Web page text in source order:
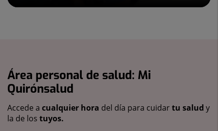
Área personal de salud: Mi
Quirónsalud
Accede a cualquier hora del día para cuidartu salud y
la de los tuyos.